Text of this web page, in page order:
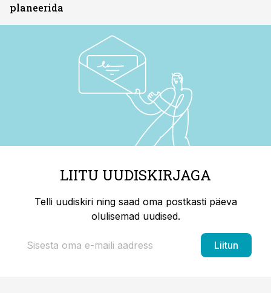
planeerida
LIITU UUDISKIRJAGA
Telli uudiskiri ning saad oma postkasti päeva
olulisemad uudised.
Liitun